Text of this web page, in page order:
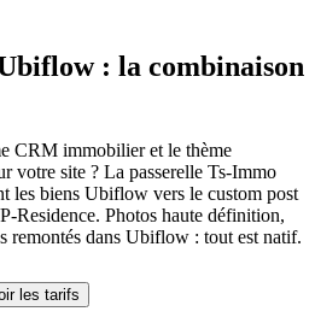
: la combinaison
CRM immobilier et le thème
votre site ? La passerelle Ts-Immo
les biens Ubiflow vers le custom post
Residence. Photos haute définition,
remontés dans Ubiflow : tout est natif.
les tarifs